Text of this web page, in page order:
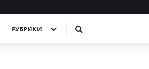
РУБРИКИ